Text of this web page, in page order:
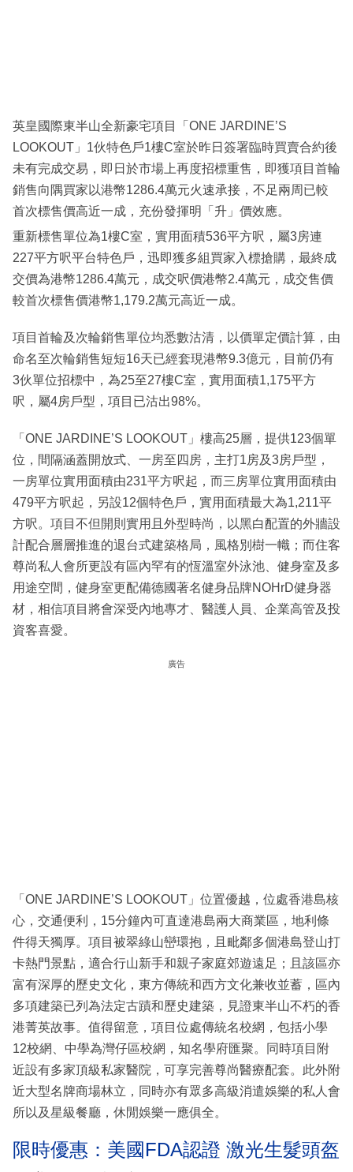
英皇國際東半山全新豪宅項目「ONE JARDINE’S
LOOKOUT」1伙特色戶1樓C室於昨日簽署臨時買賣合約後
未有完成交易，即日於市場上再度招標重售，即獲項目首輪
銷售向隅買家以港幣1286.4萬元火速承接，不足兩周已較
首次標售價高近一成，充份發揮明「升」價效應。
重新標售單位為1樓C室，實用面積536平方呎，屬3房連
227平方呎平台特色戶，迅即獲多組買家入標搶購，最終成
交價為港幣1286.4萬元，成交呎價港幣2.4萬元，成交售價
較首次標售價港幣1,179.2萬元高近一成。
項目首輪及次輪銷售單位均悉數沽清，以價單定價計算，由
命名至次輪銷售短短16天已經套現港幣9.3億元，目前仍有
3伙單位招標中，為25至27樓C室，實用面積1,175平方
呎，屬4房戶型，項目已沽出98%。
「ONE JARDINE’S LOOKOUT」樓高25層，提供123個單
位，間隔涵蓋開放式、一房至四房，主打1房及3房戶型，
一房單位實用面積由231平方呎起，而三房單位實用面積由
479平方呎起，另設12個特色戶，實用面積最大為1,211平
方呎。項目不但開則實用且外型時尚，以黑白配置的外牆設
計配合層層推進的退台式建築格局，風格別樹一幟；而住客
尊尚私人會所更設有區內罕有的恆溫室外泳池、健身室及多
用途空間，健身室更配備德國著名健身品牌NOHrD健身器
材，相信項目將會深受內地專才、醫護人員、企業高管及投
資客喜愛。
廣告
「ONE JARDINE’S LOOKOUT」位置優越，位處香港島核
心，交通便利，15分鐘內可直達港島兩大商業區，地利條
件得天獨厚。項目被翠綠山巒環抱，且毗鄰多個港島登山打
卡熱門景點，適合行山新手和親子家庭郊遊遠足；且該區亦
富有深厚的歷史文化，東方傳統和西方文化兼收並蓄，區內
多項建築已列為法定古蹟和歷史建築，見證東半山不朽的香
港菁英故事。值得留意，項目位處傳統名校網，包括小學
12校網、中學為灣仔區校網，知名學府匯聚。同時項目附
近設有多家頂級私家醫院，可享完善尊尚醫療配套。此外附
近大型名牌商場林立，同時亦有眾多高級消遣娛樂的私人會
所以及星級餐廳，休閒娛樂一應俱全。
限時優惠：美國FDA認證 激光生髮頭盔